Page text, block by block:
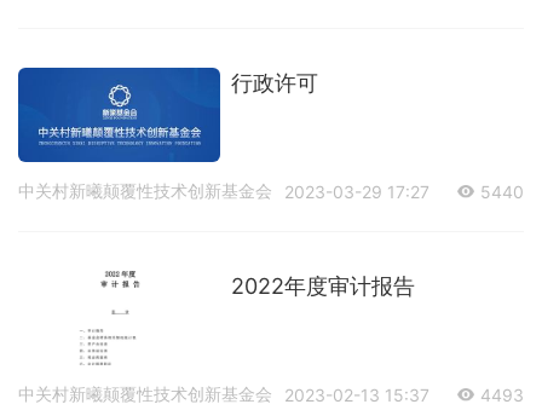
行政许可
中关村新曦颠覆性技术创新基金会 2023-03-29 17:27 5440
2022年度审计报告
中关村新曦颠覆性技术创新基金会 2023-02-13 15:37 4493